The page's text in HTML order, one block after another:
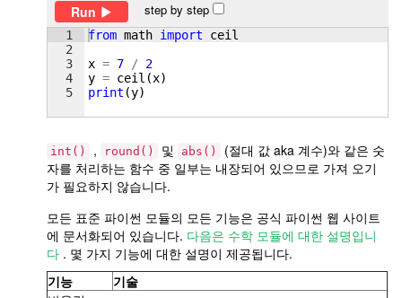
Run
step by step
1
2
3
4
5
from math import
ceil
x = 7 /
2
y = ceil (x)
print (y)
int() , round() 및 abs()
(절대 값 aka 계수)와 같은 숫
자를 처리하는 함수 중 일부는 내장되어 있으므로 가져 오기
가 필요하지 않습니다.
모든 표준 파이썬 모듈의 모든 기능은 공식 파이썬 웹 사이트
에 문서화되어 있습니다. 다음은 수학 모듈에 대한 설명입니
다 . 몇 가지 기능에 대한 설명이 제공됩니다.
기능
기술